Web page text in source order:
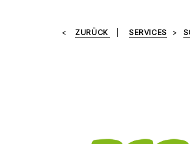
ZURÜCK SERVICES